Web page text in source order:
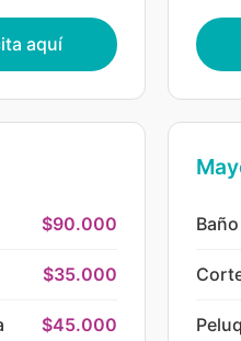
aquí
$90.000
$35.000
$45.000
Baño